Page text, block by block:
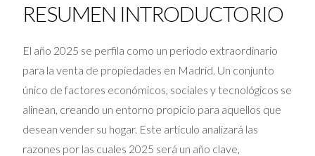
RESUMEN INTRODUCTORIO
El año 2025 se perfila como un periodo extraordinario
para la venta de propiedades en Madrid. Un conjunto
único de factores económicos, sociales y tecnológicos se
alinean, creando un entorno propicio para aquellos que
desean vender su hogar. Este artículo analizará las
razones por las cuales 2025 será un año clave,